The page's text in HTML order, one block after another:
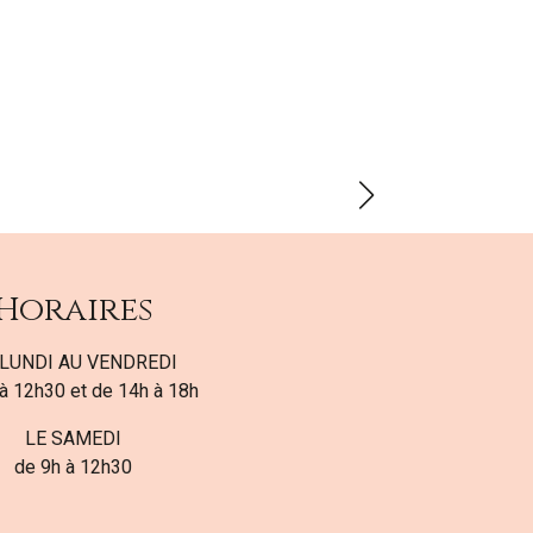
AU VENDREDI
12h30 et de 14h à 18h
LE SAMEDI
de 9h à 12h30